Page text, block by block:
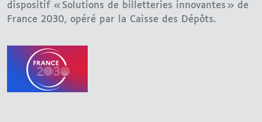
dispositif « Solutions de billetteries innovantes » de
France 2030, opéré par la Caisse des Dépôts.